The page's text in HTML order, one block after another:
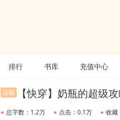
排行 书库 充值中心
连载 【快穿】奶瓶的超级
● 总字数：1.2万 ● 点击：0.1万 ● 收藏